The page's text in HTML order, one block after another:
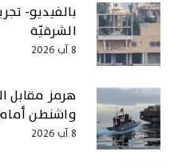
بالفيديو-
الشرقيّة
8 آب 2026
هرمز مقابل
واشنطن
8 آب 2026